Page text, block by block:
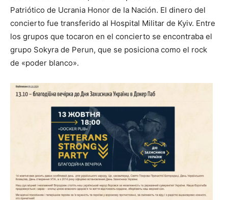
Patriótico de Ucrania Honor de la Nación. El dinero del
concierto fue transferido al Hospital Militar de Kyiv. Entre
los grupos que tocaron en el concierto se encontraba el
grupo Sokyra de Perun, que se posiciona como el rock
de «poder blanco».